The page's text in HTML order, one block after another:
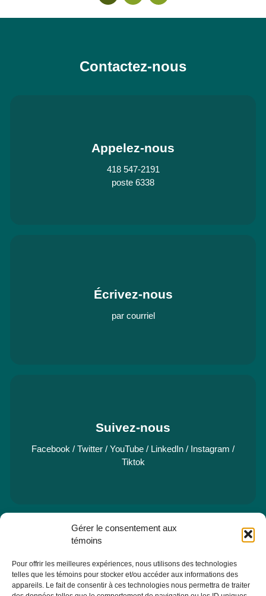
Gérer le consentement aux
témoins
Pour offrir les meilleures expériences, nous utilisons des technologies
telles que les témoins pour stocker et/ou accéder aux informations des
appareils. Le fait de consentir à ces technologies nous permettra de traiter
Contactez-nous
Appelez-nous
418 547-2191
poste 6338
Écrivez-nous
par courriel
Suivez-nous
Facebook / Twitter / YouTube / LinkedIn / Instagram /
Tiktok
Pavillon Manicouagan, 7eétage
2505, rue Saint-Hubert
Jonquière (Québec) G7X 7W2
Consulter la section À PROPOS - ÉQUIPE pour les coordonnées
des membres de l'équipe.